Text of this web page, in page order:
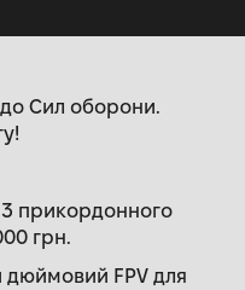
Сил оборони.
3 прикордонного
грн.
дюймовий FPV для